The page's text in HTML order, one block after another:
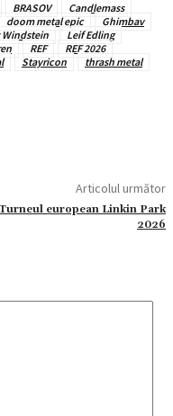
BRASOV
Candlemass
doom metal epic
Ghimbav
Windstein
Leif Edling
REF
REF 2026
Stayricon
thrash metal
Articolul următor
Turneul european Linkin Park
2026